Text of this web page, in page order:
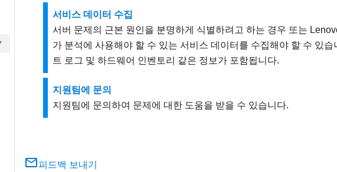
서비스 데이터 수집
서버 문제의 근본 원인을 분명하게 식별하려고 하는 경우 또는
가 분석에 사용해야 할 수 있는 서비스 데이터를 수집해야 할 수 있습
트 로그 및 하드웨어 인벤토리 같은 정보가 포함됩니다.
지원팀에 문의
지원팀에 문의하여 문제에 대한 도움을 받을 수 있습니다.
피드백 보내기